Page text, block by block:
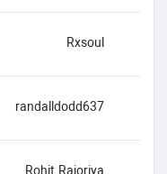
Rxsoul
randalldodd637